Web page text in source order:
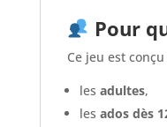
Pour
Ce jeu est
les adultes,
les ados dès